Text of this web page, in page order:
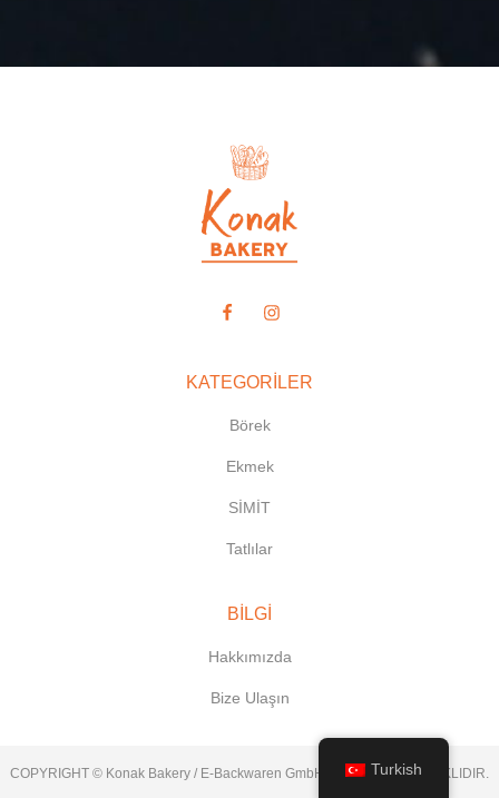
KATEGORILER
Börek
Ekmek
SİMİT
Tatlılar
BILGI
Hakkımızda
Bize Ulaşın
COPYRIGHT © Konak Bakery / E-Backwaren GmbH. TÜM HAKLARI SAKLIDIR.
Turkish